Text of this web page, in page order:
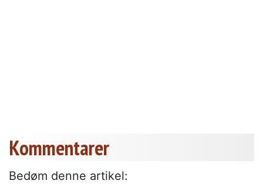
Kommentarer
Bedøm denne artikel: